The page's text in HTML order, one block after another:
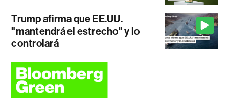
Trump afirma que EE.UU.
"mantendrá el estrecho" y lo
controlará